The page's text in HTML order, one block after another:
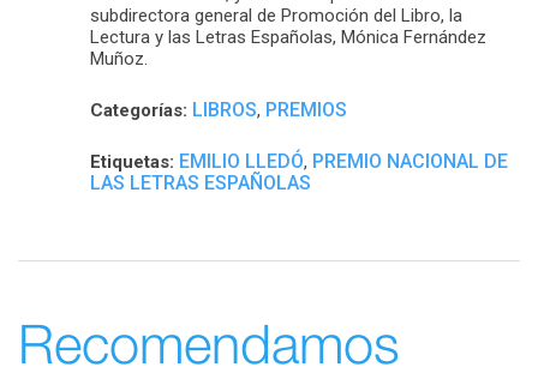
subdirectora general de Promoción del Libro, la
Lectura y las Letras Españolas, Mónica Fernández
Muñoz.
Categorías: LIBROS, PREMIOS
Etiquetas: EMILIO LLEDÓ, PREMIO NACIONAL DE
LAS LETRAS ESPAÑOLAS
Recomendamos